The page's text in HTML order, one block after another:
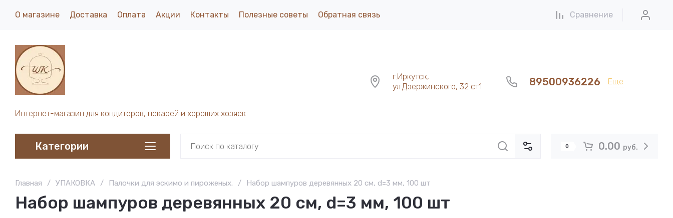
О магазине Доставка Оплата Акции Контакты Полезные советы Обратная связь Сравнение
Интернет-магазин для кондитеров, пекарей и хороших хозяек
г.Иркутск,
ул.Дзержинского, 32 ст1
89500936226 Еще
0 0.00 руб.
Категории
Главная / УПАКОВКА / Палочки для эскимо и пироженых. / Набор шампуров деревянных 20 см, d=3 мм, 100 шт
Набор шампуров деревянных 20 см, d=3 мм, 100 шт